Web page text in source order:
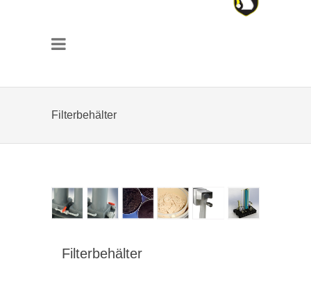
Filterbehälter
Filterbehälter